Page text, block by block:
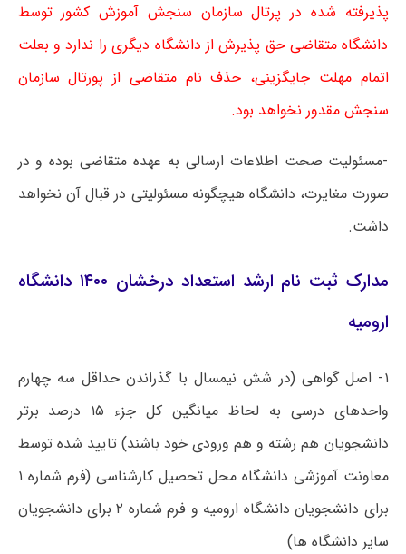
پذیرفته شده در پرتال سازمان سنجش آموزش کشور توسط
دانشگاه متقاضی حق پذیرش از دانشگاه دیگری را ندارد و بعلت
اتمام مهلت جایگزینی، حذف نام متقاضی از پورتال سازمان
سنجش مقدور نخواهد بود.
-مسئولیت صحت اطلاعات ارسالی به عهده متقاضی بوده و در
صورت مغایرت، دانشگاه هیچگونه مسئولیتی در قبال آن نخواهد
داشت.
مدارک ثبت نام ارشد استعداد درخشان ۱۴۰۰ دانشگاه
ارومیه
۱- اصل گواهی (در شش نیمسال با گذراندن حداقل سه چهارم
واحدهای درسی به لحاظ میانگین کل جزء ۱۵ درصد برتر
دانشجویان هم رشته و هم ورودی خود باشند) تایید شده توسط
معاونت آموزشی دانشگاه محل تحصیل کارشناسی (فرم شماره ۱
برای دانشجویان دانشگاه ارومیه و فرم شماره ۲ برای دانشجویان
سایر دانشگاه ها)